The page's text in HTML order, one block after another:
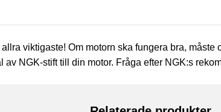
viktigaste! Om motorn ska fungera bra,
av NGK-stift till din motor. Fråga efter NGK:s